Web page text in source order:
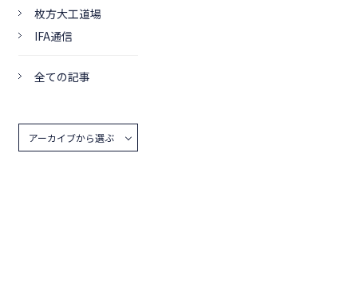
枚方大工道場
IFA通信
全ての記事
アーカイブから選ぶ